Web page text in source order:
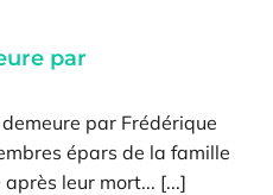
par
par Frédérique
épars de la famille
leur mort... [...]